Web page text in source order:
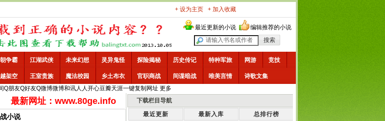
+ 设为主页 + 加入收藏
最近更新的小说 编辑推荐的小说
争霸 江湖武侠 未来幻想 灵异鬼怪 探险揭秘 历史传记 特种军旅 网游 竞技
架空 王室贵族 魔法校园 乡土布衣 官职商战 间谍暗战 唯美言情
诗歌文集
Q朋友Q好友Q微博微博和讯人人开心豆瓣天涯一键复制网址 更多
最新网址：www.80ge.info
小说
下载栏目导航
最近更新
最新入库
总排行榜